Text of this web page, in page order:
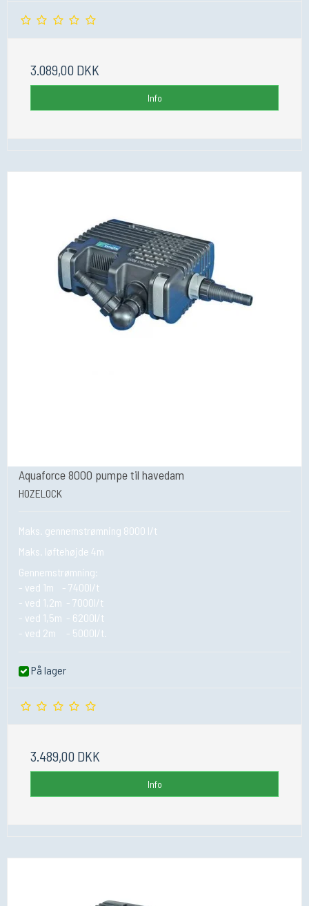
3.089,00 DKK
Info
Aquaforce 8000 pumpe til havedam
HOZELOCK
Maks. gennemstrømning 8000 l/t
Maks. løftehøjde 4m
Gennemstrømning:
- ved 1m - 7400l/t
- ved 1,2m - 7000l/t
- ved 1,5m - 6200l/t
- ved 2m - 5000l/t.
På lager
3.489,00 DKK
Info